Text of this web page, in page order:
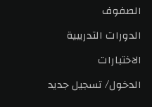
الصفوف
الدورات التدريبية
الاختبارات
الدخول/ تسجيل جديد